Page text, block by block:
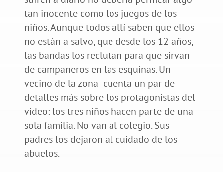
tan inocente como los juegos de los
niños. Aunque todos allí saben que ellos
no están a salvo, que desde los 12 años,
las bandas los reclutan para que sirvan
de campaneros en las esquinas. Un
vecino de la zona cuenta un par de
detalles más sobre los protagonistas del
video: los tres niños hacen parte de una
sola familia. No van al colegio. Sus
padres los dejaron al cuidado de los
abuelos.